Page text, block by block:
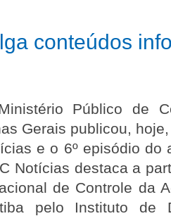
conteúdos
Público de
Gerais publicou,
e o 6º episódio
Notícias destaca a
de Controle da
pelo Instituto de